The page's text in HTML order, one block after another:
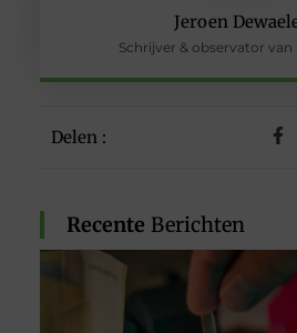
Jeroen
Schrijver & observator van
Delen :
Recente Berichten